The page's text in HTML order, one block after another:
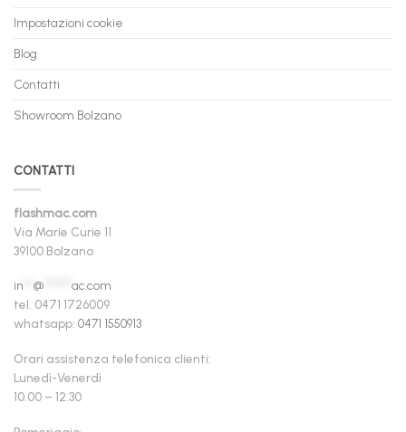
Impostazioni cookie
Blog
Contatti
Showroom Bolzano
CONTATTI
flashmac.com
Via Marie Curie 11
39100 Bolzano
in @
ac.com
tel. 0471 1726009
whatsapp: 0471 1550913
Orari assistenza telefonica clienti:
Lunedì-Venerdì
10.00 – 12.30